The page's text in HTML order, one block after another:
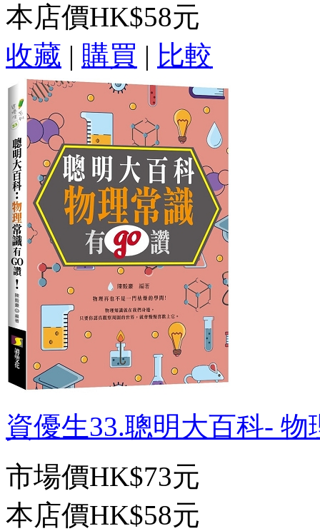
本店價HK$58元
收藏 | 購買 | 比較
資優生33.聰明大百科- 物
市場價HK$73元
本店價HK$58元